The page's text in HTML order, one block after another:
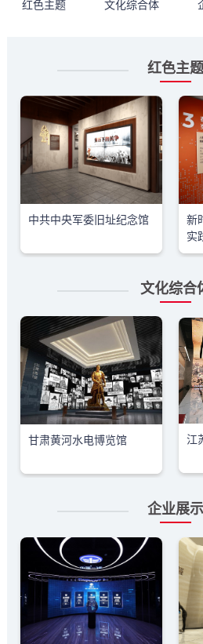
红色主题 文化综合体
红色主题
中共中央军委旧址纪念馆
新
实
文化综合
甘肃黄河水电博览馆 江
企业展示